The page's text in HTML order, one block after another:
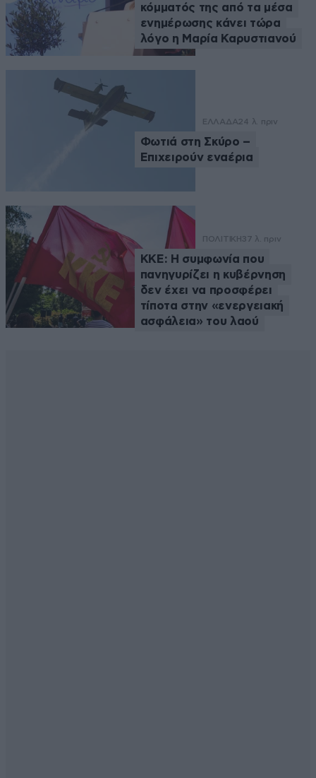
κόμματός της από τα μέσα
ενημέρωσης κάνει τώρα
λόγο η Μαρία Καρυστιανού
ΕΛΛΑΔΑ24 λ. πριν
Φωτιά στη Σκύρο –
Επιχειρούν εναέρια
ΠΟΛΙΤΙΚΗ37 λ. πριν
ΚΚΕ: Η συμφωνία που
πανηγυρίζει η κυβέρνηση
δεν έχει να προσφέρει
τίποτα στην «ενεργειακή
ασφάλεια» του λαού